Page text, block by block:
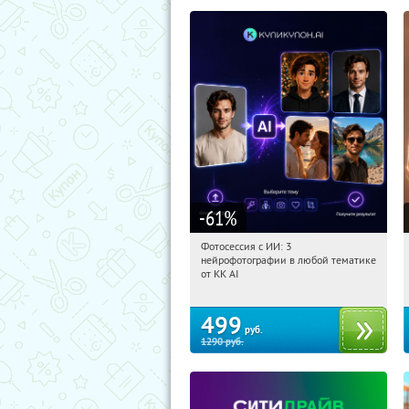
-61%
12:29:51
Россия
Фотосессия с ИИ: 3
нейрофотографии в любой тематике
от KK AI
499 руб.
1290руб.